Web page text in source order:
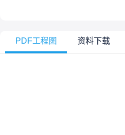
PDF工程图 资料下载